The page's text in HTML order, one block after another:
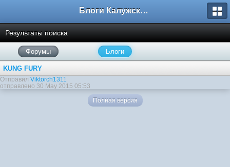
Блоги Калужского перекрестка
Результаты поиска
Форумы Блоги
KUNG FURY
Отправил Viktorch1311
отправлено 30 May 2015 05:53
Полная версия